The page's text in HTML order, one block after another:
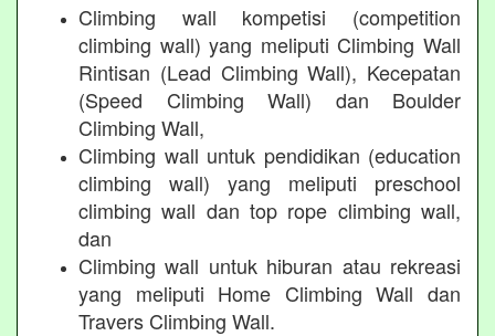
Climbing wall kompetisi (competition
climbing wall) yang meliputi Climbing Wall
Rintisan (Lead Climbing Wall), Kecepatan
(Speed Climbing Wall) dan Boulder
Climbing Wall,
Climbing wall untuk pendidikan (education
climbing wall) yang meliputi preschool
climbing wall dan top rope climbing wall,
dan
Climbing wall untuk hiburan atau rekreasi
yang meliputi Home Climbing Wall dan
Travers Climbing Wall.